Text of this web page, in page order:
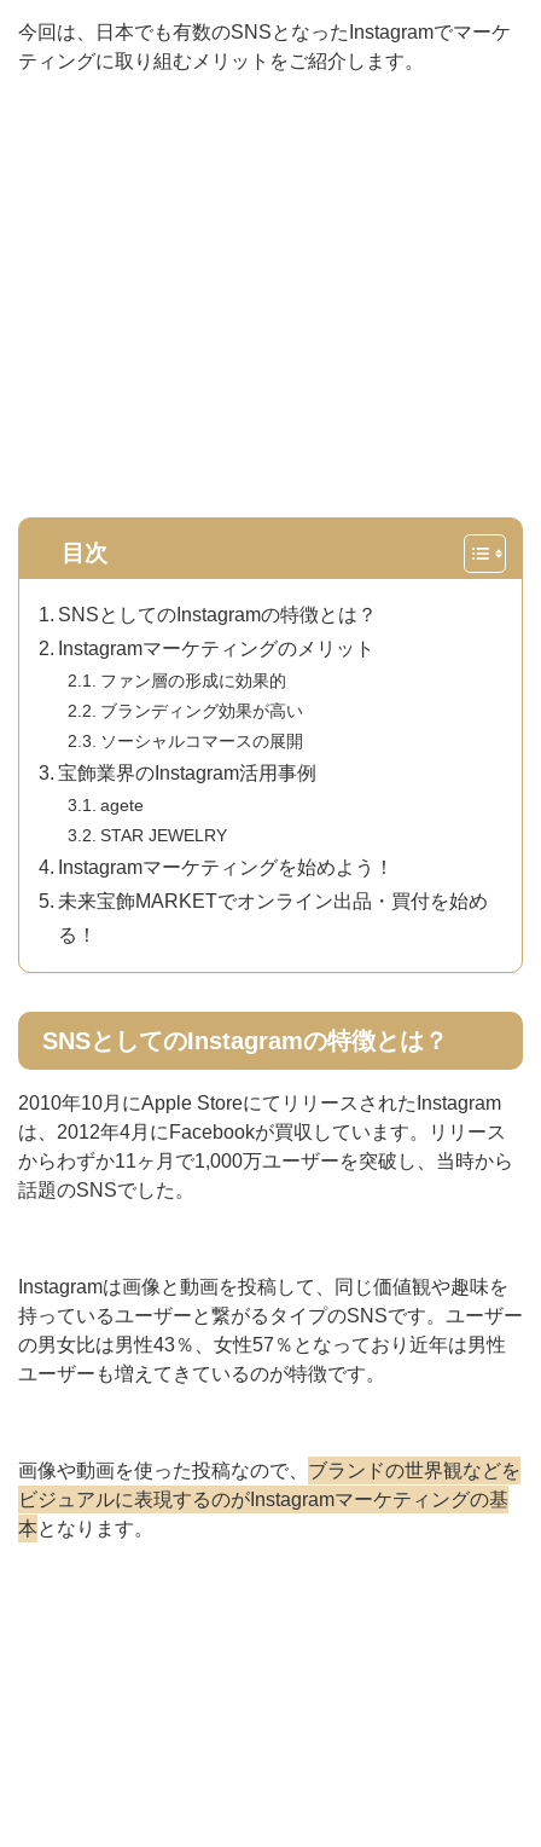
今回は、日本でも有数のSNSとなったInstagramでマーケ
ティングに取り組むメリットをご紹介します。
目次
SNSとしてのInstagramの特徴とは？
Instagramマーケティングのメリット
ファン層の形成に効果的
ブランディング効果が高い
ソーシャルコマースの展開
宝飾業界のInstagram活用事例
agete
STAR JEWELRY
Instagramマーケティングを始めよう！
未来宝飾MARKETでオンライン出品・買付を始め
る！
SNSとしてのInstagramの特徴とは？
2010年10月にApple StoreにてリリースされたInstagram
は、2012年4月にFacebookが買収しています。リリース
からわずか11ヶ月で1,000万ユーザーを突破し、当時から
話題のSNSでした。
Instagramは画像と動画を投稿して、同じ価値観や趣味を
持っているユーザーと繋がるタイプのSNSです。ユーザー
の男女比は男性43％、女性57％となっており近年は男性
ユーザーも増えてきているのが特徴です。
画像や動画を使った投稿なので、 ブランドの世界観などを
ビジュアルに表現するのがInstagramマーケティングの基
本となります。